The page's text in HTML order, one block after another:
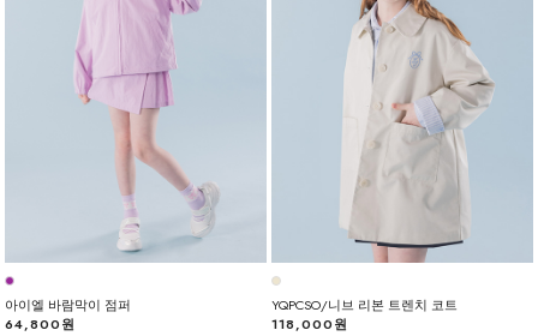
아이엘 바람막이 점퍼
64,800원
YQPCSO/니브 리본 트렌치 코트
118,000원